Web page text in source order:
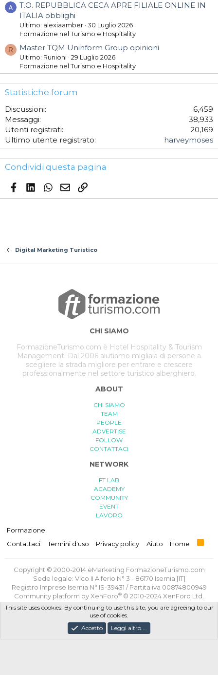
T.O. REPUBBLICA CECA APRE FILIALE ONLINE IN
ITALIA obblighi
Ultimo: alexiaamber 30 Luglio 2026
Formazione nel Turismo e Hospitality
R Master TQM Uninform Group opinioni
Ultimo: Runioni 29 Luglio 2026
Formazione nel Turismo e Hospitality
Statistiche forum
Discussioni
6,459
Messaggi
38,933
Utenti registrati
20,169
Ultimo utente registrato
harveymoses
Condividi questa pagina
FacebookLinkedIn
WhatsApp
EmailLink
Digital Marketing Turistico
CHI SIAMO
FormazioneTurismo.com è Hotel Hospitality & Tourism
Management. Dal 2006 aiutiamo migliaia di persone a
scegliere la strada migliore per entrare e crescere
professionalmente nel settore turistico alberghiero.
ABOUT
CHI SIAMO
TEAM
PEOPLE
ADVERTISE
FOLLOW
CONTATTACI
NETWORK
FT LAB
ACADEMY
COMMUNITY
EVENT
LAVORO
Formazione
Contattaci
Termini d'uso Privacy policy Aiuto Home
R
S
Copyright © 2000-2014 eMarketing FormazioneTurismo.com
Sede legale: Vico II Alferio N° 3 - 86170 Isernia [IT]
Registro Imprese Isernia N° IS-39431 / Partita iva 00874800949
Community platform by XenForo® © 2010-2024 XenForo Ltd.
Traduzione italiana
XenForge.com
Termini e Condizioni d'uso
Progettato e realizzato con amore e sacrifici da
This site uses cookies. By continuing to use this site, you are agreeing to our
use of cookies.
Accetto
Leggi altro....